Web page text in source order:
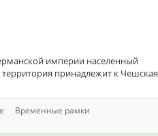
империи населенный
принадлежит к Чешская
Временные рамки